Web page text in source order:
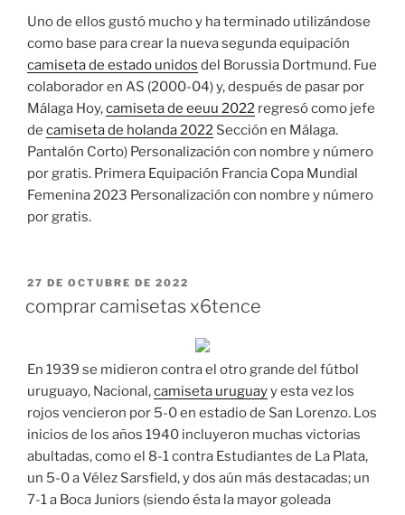
Uno de ellos gustó mucho y ha terminado utilizándose
como base para crear la nueva segunda equipación
camiseta de estado unidos del Borussia Dortmund. Fue
colaborador en AS (2000-04) y, después de pasar por
Málaga Hoy,camiseta de eeuu 2022 regresó como jefe
de camiseta de holanda 2022 Sección en Málaga.
Pantalón Corto) Personalización con nombre y número
por gratis. Primera Equipación Francia Copa Mundial
Femenina 2023 Personalización con nombre y número
por gratis.
PUBLICADO
27 DE OCTUBRE DE 2022
comprar camisetas x6tence
En 1939 se midieron contra el otro grande del fútbol
uruguayo, Nacional,camiseta uruguayy esta vez los
rojos vencieron por 5-0 en estadio de San Lorenzo. Los
inicios de los años 1940 incluyeron muchas victorias
abultadas, como el 8-1 contra Estudiantes de La Plata,
un 5-0 a Vélez Sarsfield, y dos aún más destacadas; un
7-1 a Boca Juniors (siendo ésta la mayor goleada